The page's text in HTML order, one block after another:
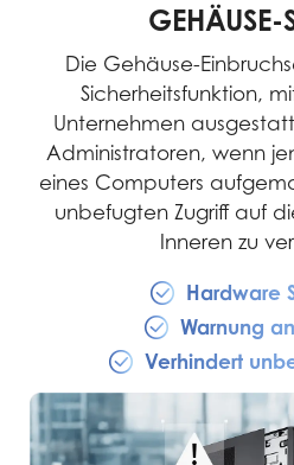
GEHÄUSE-
Die Gehäuse-
Sicherheitsfunktion,
Unternehmen
Administratoren, wenn
eines Computers
unbefugten Zugriff auf
Inneren zu
Hardware
Warnung
Verhindert